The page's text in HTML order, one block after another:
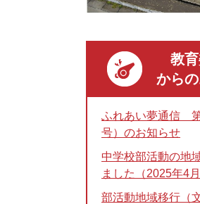
教
から
ふれあい夢通信
号）のお知らせ
中学校部活動の地
ました（2025年4月
部活動地域移行（